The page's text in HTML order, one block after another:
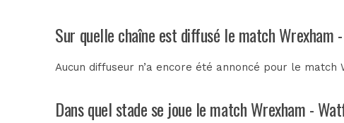
Sur quelle chaîne est diffusé le match
Aucun diffuseur n’a encore été annoncé pour le
Dans quel stade se joue le match Wrexham -